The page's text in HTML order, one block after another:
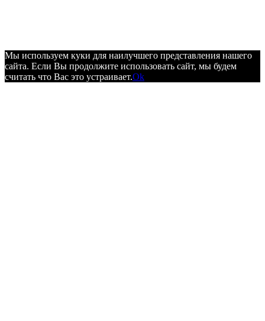
Мы используем куки для наилучшего представления нашего
сайта. Если Вы продолжите использовать сайт, мы будем
считать что Вас это устраивает.Ok